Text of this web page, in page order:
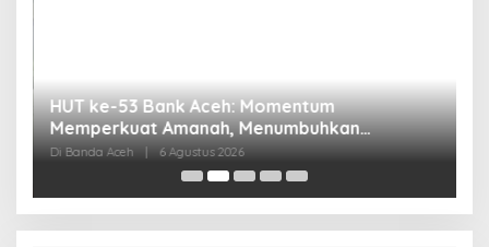
HUT ke-53 Bank Aceh: Momentum
Memperkuat Amanah, Menumbuhkan
Keberkahan Bagi Aceh
Di Banda Aceh 6 Agustus 2026